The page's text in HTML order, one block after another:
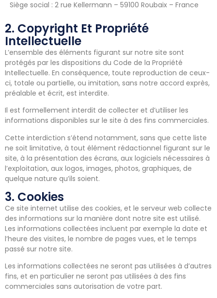
Siège social : 2 rue Kellermann – 59100 Roubaix – France
2. Copyright Et Propriété
Intellectuelle
L’ensemble des éléments figurant sur notre site sont
protégés par les dispositions du Code de la Propriété
Intellectuelle. En conséquence, toute reproduction de ceux-
ci, totale ou partielle, ou imitation, sans notre accord exprès,
préalable et écrit, est interdite.
Il est formellement interdit de collecter et d’utiliser les
informations disponibles sur le site à des fins commerciales.
Cette interdiction s’étend notamment, sans que cette liste
ne soit limitative, à tout élément rédactionnel figurant sur le
site, à la présentation des écrans, aux logiciels nécessaires à
l’exploitation, aux logos, images, photos, graphiques, de
quelque nature qu’ils soient.
3. Cookies
Ce site internet utilise des cookies, et le serveur web collecte
des informations sur la manière dont notre site est utilisé.
Les informations collectées incluent par exemple la date et
l’heure des visites, le nombre de pages vues, et le temps
passé sur notre site.
Les informations collectées ne seront pas utilisées à d’autres
fins, et en particulier ne seront pas utilisées à des fins
commerciales sans autorisation de votre part.